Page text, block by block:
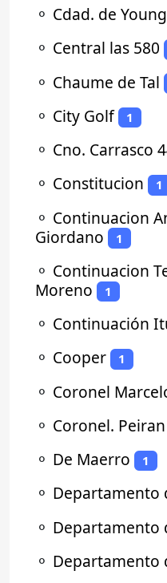
⚬ Cdad. de
⚬ Central las 580
⚬ Chaume de Tal
⚬ City Golf 1
⚬ Cno. Carrasco
⚬ Constitucion 1
⚬ Continuacion
Giordano
1
⚬ Continuacion
Moreno
1
⚬ Continuación
⚬ Cooper 1
⚬ Coronel
⚬ Coronel. Peiran
⚬ De Maerro 1
⚬ Departamento
⚬ Departamento
⚬ Departamento